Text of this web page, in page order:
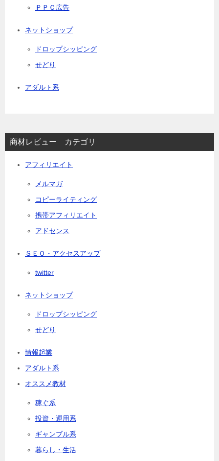
ＰＰＣ広告
ネットショップ
ドロップシッピング
せどり
アダルト系
商材レビュー カテゴリ
アフィリエイト
メルマガ
コピーライティング
携帯アフィリエイト
アドセンス
ＳＥＯ・アクセスアップ
twitter
ネットショップ
ドロップシッピング
せどり
情報起業
アダルト系
オススメ教材
稼ぐ系
投資・運用系
ギャンブル系
暮らし・生活